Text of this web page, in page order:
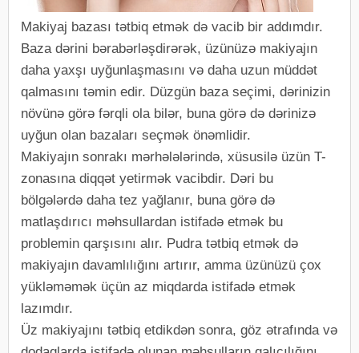
Makiyaj bazası tətbiq etmək də vacib bir addımdır.
Baza dərini bərabərləşdirərək, üzünüzə makiyajın
daha yaxşı uyğunlaşmasını və daha uzun müddət
qalmasını təmin edir. Düzgün baza seçimi, dərinizin
növünə görə fərqli ola bilər, buna görə də dərinizə
uyğun olan bazaları seçmək önəmlidir.
Makiyajın sonrakı mərhələlərində, xüsusilə üzün T-
zonasına diqqət yetirmək vacibdir. Dəri bu
bölgələrdə daha tez yağlanır, buna görə də
matlaşdırıcı məhsullardan istifadə etmək bu
problemin qarşısını alır. Pudra tətbiq etmək də
makiyajın davamlılığını artırır, amma üzünüzü çox
yükləməmək üçün az miqdarda istifadə etmək
lazımdır.
Üz makiyajını tətbiq etdikdən sonra, göz ətrafında və